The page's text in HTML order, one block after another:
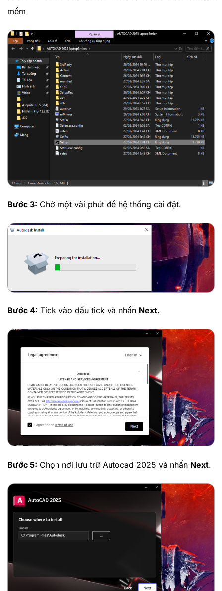
mềm
Bước 3: Chờ một vài phút để hệ thống cài đặt.
Bước 4: Tick vào dấu tick và nhấn Next.
Bước 5: Chọn nơi lưu trữ Autocad 2025 và nhấn Next.